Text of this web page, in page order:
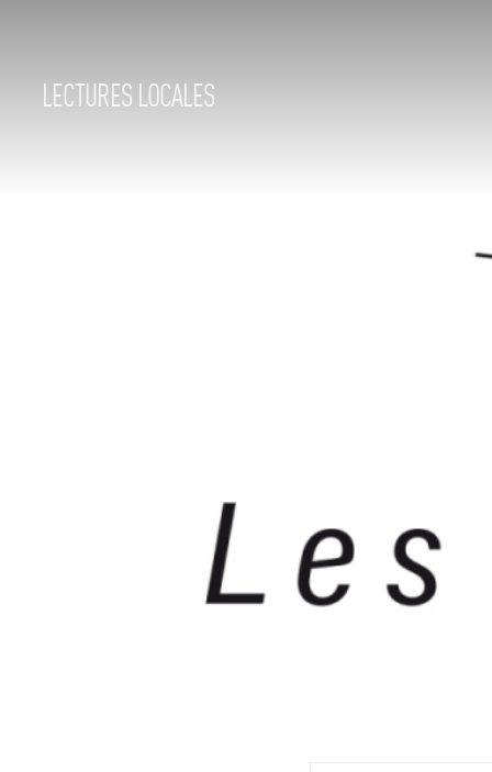
LECTURES LOCALES